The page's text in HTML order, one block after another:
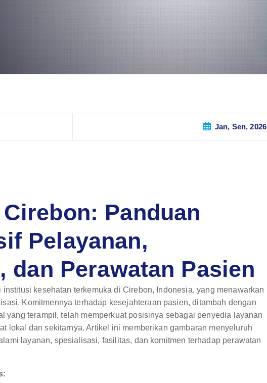
Jan, Sen, 2026
Panduan
Pelayanan,
dan Perawatan Pasien
kesehatan terkemuka di Cirebon, Indonesia, yang menawarkan
Komitmennya terhadap kesejahteraan pasien, ditambah dengan
yang terampil, telah memperkuat posisinya sebagai penyedia layanan
lokal dan sekitarnya. Artikel ini memberikan gambaran menyeluruh
layanan, spesialisasi, fasilitas, dan komitmen terhadap perawatan